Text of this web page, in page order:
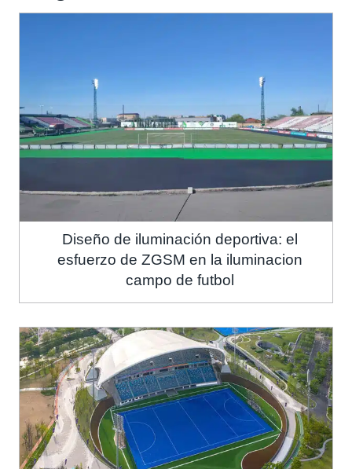
Diseño de iluminación deportiva: el
esfuerzo de ZGSM en la iluminacion
campo de futbol